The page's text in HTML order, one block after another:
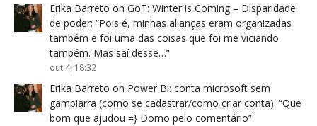
Erika Barreto on GoT: Winter is Coming – Disparidade
de poder: “Pois é, minhas alianças eram organizadas
também e foi uma das coisas que foi me viciando
também. Mas saí desse…”
out 4, 18:32
Erika Barreto on Power Bi: conta microsoft sem
gambiarra (como se cadastrar/como criar conta): “Que
bom que ajudou =} Domo pelo comentário”